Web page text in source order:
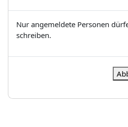
Nur angemeldete Personen
schreiben.